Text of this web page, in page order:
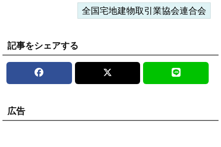
全国宅地建物取引業協会連合会
記事をシェアする
広告